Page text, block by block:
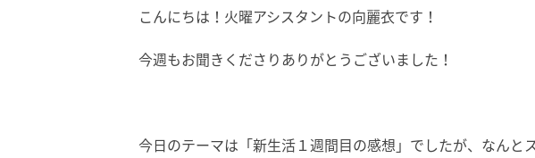
こんにちは！火曜アシスタントの向麗衣です！
今週もお聞きくださりありがとうございました！
今日のテーマは「新生活１週間目の感想」でしたが、なんと